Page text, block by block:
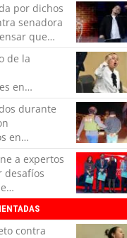
por dichos
senadora
que
por pena
quitar
de la
en
a tener
pero no
de hacer lo
durante
en
a expertos
desafíos
en gestión
contra